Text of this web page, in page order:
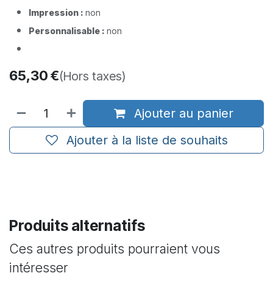
Impression : non
Personnalisable : non
65,30€(Hors taxes)
Ajouter au panier
Ajouter à la liste de souhaits
Produits alternatifs
Ces autres produits pourraient vous
intéresser